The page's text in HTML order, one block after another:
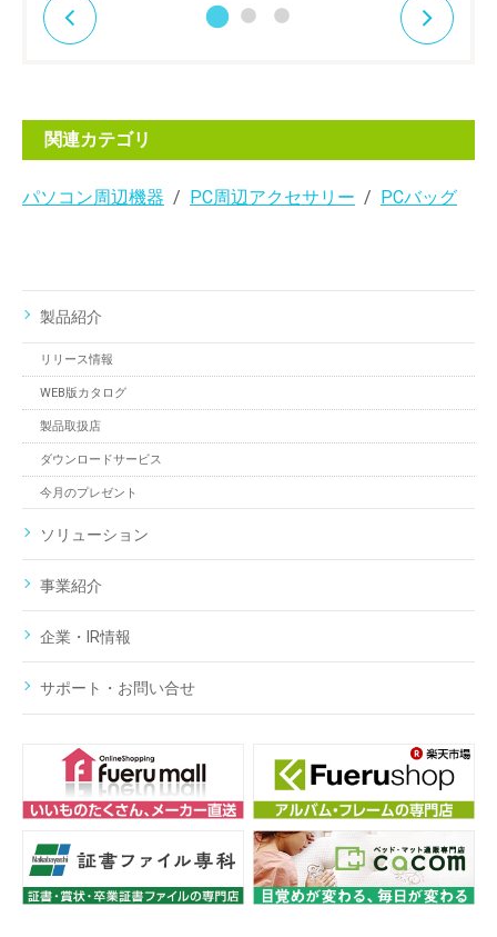
関連カテゴリ
パソコン周辺機器 PC周辺アクセサリー PCバッグ
製品紹介
リリース情報
WEB版カタログ
製品取扱店
ダウンロードサービス
今月のプレゼント
ソリューション
事業紹介
企業・IR情報
サポート・お問い合せ